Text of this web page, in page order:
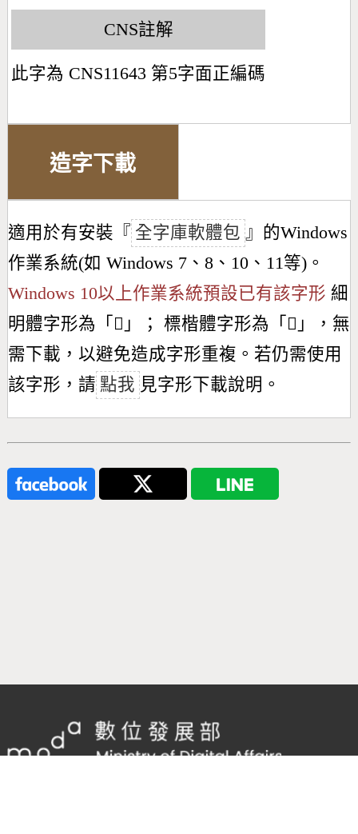
CNS註解
此字為 CNS11643 第5字面正編碼
造字下載
適用於有安裝『 全字庫軟體包 』的Windows
作業系統(如 Windows 7、8、10、11等)。
Windows 10以上作業系統預設已有該字形 細
明體字形為「 𦅺 」； 標楷體字形為「 𦅺 」，無
需下載，以避免造成字形重複。若仍需使用
該字形，請 點我 見字形下載說明。